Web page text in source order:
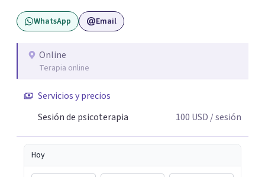
hipnoterapia y respiración neurodinámica, integrando
actualmente la Psicología Analítica Junguiana. Mi
ecopsicología y el trabajo simbólico con el inconsciente,
entendiendo que cada proceso terapéutico es único y
WhatsApp Email
Online
Terapia online
Servicios y precios
Sesión de psicoterapia
100 USD / sesión
Hoy